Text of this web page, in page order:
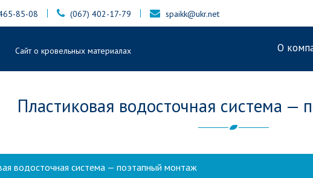
85-08 (067) 402-17-79 spaikk@ukr.net
Сайт о кровельных материалах О
Пластиковая водосточная система —
водосточная система — поэтапный монтаж